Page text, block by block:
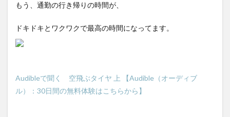
もう、通勤の行き帰りの時間が、
ドキドキとワクワクで最高の時間になってます。
Audibleで聞く 空飛ぶタイヤ 上
【Audible（オーディブ
ル）：30日間の無料体験はこちらから】